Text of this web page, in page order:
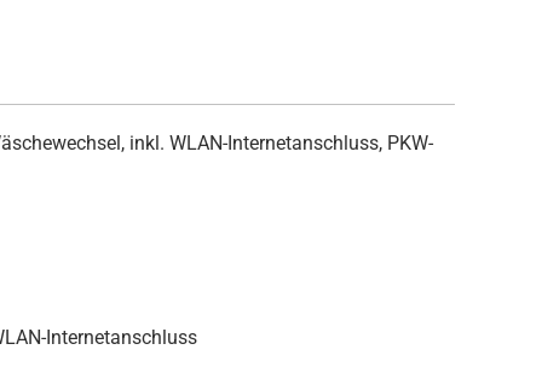
inkl. WLAN-Internetanschluss, PKW-
Internetanschluss